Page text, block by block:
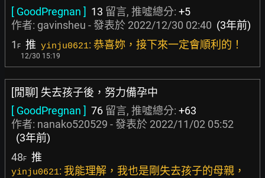
[ GoodPregnan ] 13 留言, 推噓總分: +5
作者: gavinsheu - 發表於 2022/12/30 02:40 (3年前)
1 F 推 yinju0621: 恭喜妳，接下來一定會順利的！
12/30 15:19
[閒聊] 失去孩子後，努力備孕中
[ GoodPregnan ] 76 留言, 推噓總分: +63
作者: nanako520529 - 發表於 2022/11/02 05:52
(3年前)
48F 推
yinju0621: 我能理解，我也是剛失去孩子的母親，